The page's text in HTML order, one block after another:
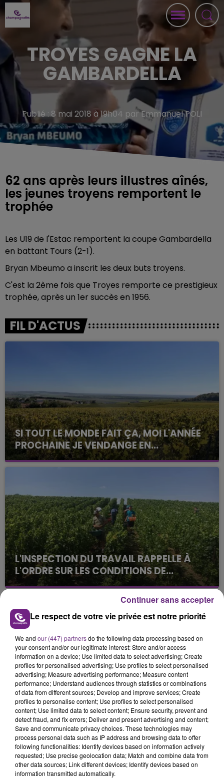
TROYES GAGNE LA
GAMBARDELLA
Publié : 8 mai 2018 à 19h04 par Emmanuel POLI
62 ans après leurs illustres aînés,
les jeunes troyens remportent le
trophée
Les U19 de l'Estac remportent la coupe Gambardella
en battant Tours (2-1).
Bryan Mbeumo a inscrit les deux buts troyens.
C'est la 2ème fois que Troyes remporte ce prestigieux
trophée, après un 1er succès en 1956.
FIL D'ACTUS
SI TOUT LE MONDE FAIT ÇA, MOI L'ANNÉE
PROCHAINE JE VENDANGE EN...
La vendange en Champagne a débuté ce jeudi 6
août dans la commune de Montgueux (Aube). Du
L'INSPECTION DU TRAVAIL RAPPELLE À
L'ORDRE SUR LES CONDITIONS DE...
Alors que les dates de début des vendange 2026
s'est avéré être plus précoce que prévu,
l'inspection du Travail en profite pour rappeler
les conditions de...
TITRES DIFFUSÉS
23h51
23h51
ROSA LINN
Snap
23h48
23h48
FELIX JAEHN FEAT. JASMINE
THOMPSON
Ain't Nobody (loves Me
Le respect de votre vie privée est notre priorité
We and our (447) partnersdo the following data processing based on
your consent and/or our legitimate interest: Store and/or access
information on a device; Use limited data to select advertising; Create
profiles for personalised advertising; Use profiles to select personalised
advertising; Measure advertising performance; Measure content
performance; Understand audiences through statistics or combinations
of data from different sources; Develop and improve services; Create
profiles to personalise content; Use profiles to select personalised
content; Use limited data to select content; Ensure security, prevent and
detect fraud, and fix errors; Deliver and present advertising and content;
Save and communicate privacy choices. These technologies may
process personal data such as IP address and browsing data to offer
following functionalities: Identify devices based on information actively
requested; Use precise geolocation data; Match and combine data from
other data sources; Link different devices; Identify devices based on
information transmitted automatically.
Continuer sans accepter